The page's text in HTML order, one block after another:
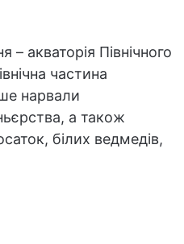
акваторія Північного
частина
нарвали
а також
білих ведмедів,